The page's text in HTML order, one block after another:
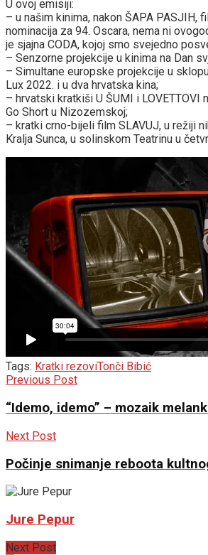
U ovoj emisiji:
– u našim kinima, nakon ŠAPA PASJIH,
nominacija za 94. Oscara, nema ni
je sjajna CODA, kojoj smo svejedno
– Senzorne projekcije u kinima na Dan
– Simultane europske projekcije u
Lux 2022. i u dva hrvatska kina;
– hrvatski kratkiši U ŠUMI i
Go Short u Nizozemskoj;
– kratki crno-bijeli film SLAVUJ, u režiji
Kralja Sunca, u solinskom Teatrinu u
Tags: Kratki rezoviTonči Bibić
Previous Post
“Idemo, idemo” – mozaik
Next Post
Počinje snimanje reboota
Jure Pepur
Next Post